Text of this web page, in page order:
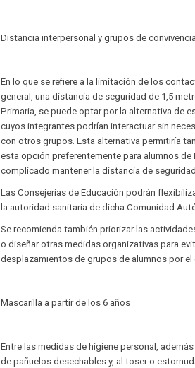
Distancia interpersonal y grupos de
En lo que se refiere a la limitación de los
general, una distancia de seguridad de 1,5
Primaria, se puede optar por la alternativa de
cuyos integrantes podrían interactuar sin
con otros grupos. Esta alternativa permitiría
esta opción preferentemente para alumnos de
complicado mantener la distancia de seguridad.
Las Consejerías de Educación podrán
la autoridad sanitaria de dicha Comunidad
Se recomienda también priorizar las
o diseñar otras medidas organizativas para
desplazamientos de grupos de alumnos por el
Mascarilla a partir de los 6 años
Entre las medidas de higiene personal,
de pañuelos desechables y, al toser o